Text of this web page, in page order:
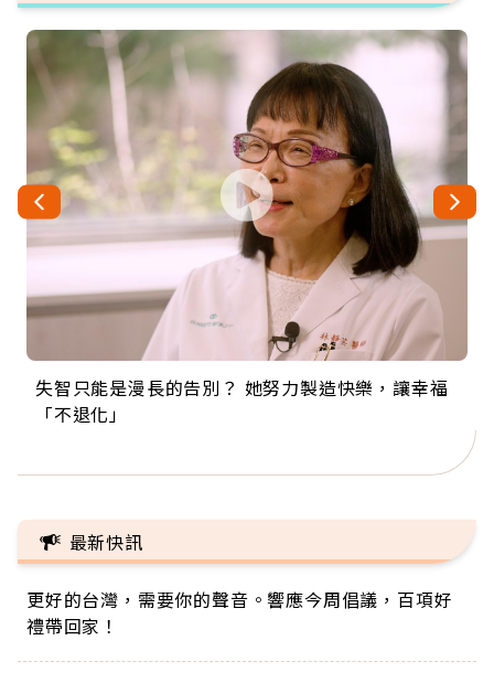
失智只能是漫長的告別？ 她努力製造快樂，讓幸福
「不退化」
來自剛果的巧克力神父 為台灣奉獻36年 「台灣是我
的家，我連作夢都講台語！」
63歲卸矽谷副總、搬回台灣找快樂！「蛋黃哥小
丑」走進安養院，逗樂上萬爺奶：退休後才開始真
104歲打破金氏世界紀錄 成為全球最年長羽球選
手，分享長壽的秘密原來是「這個」
事業巔峰他選擇追夢…黑手阿伯拉小提琴還登上小
巨蛋！連CNN都大讚！
最新快訊
更好的台灣，需要你的聲音。響應今周倡議，百項好
禮帶回家！